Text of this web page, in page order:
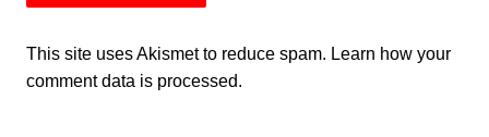
This site uses Akismet to reduce spam. Learn how your
comment data is processed.